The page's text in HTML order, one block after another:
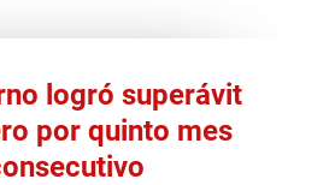
logró superávit
por quinto mes